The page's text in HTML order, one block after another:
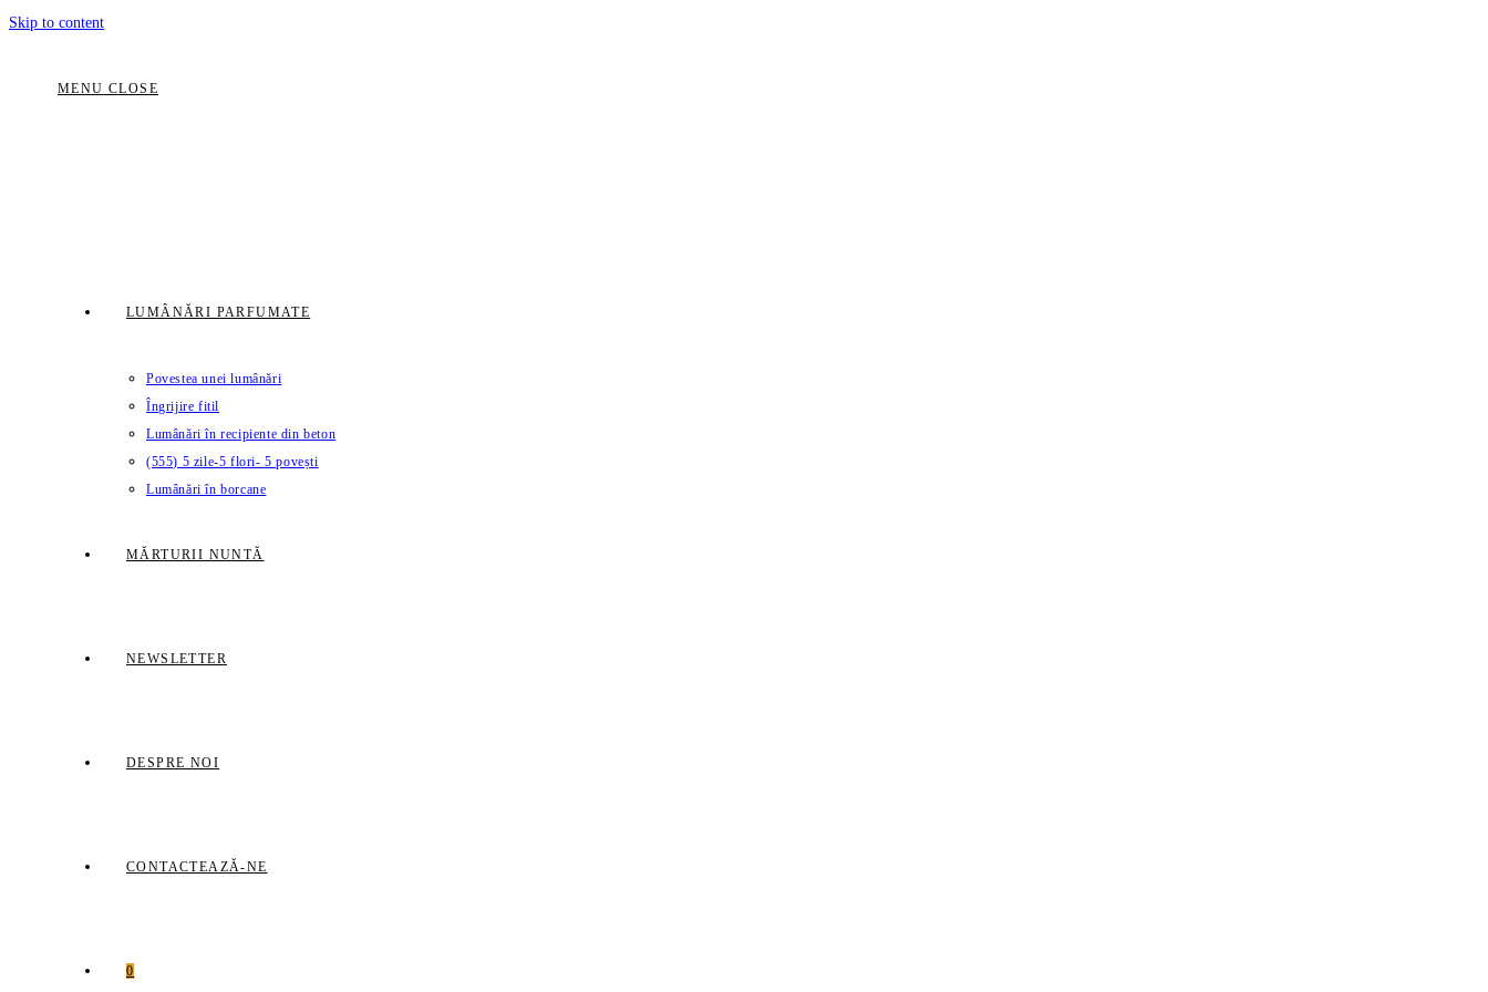
Skip to content
MENU CLOSE
LUMÂNĂRI PARFUMATE
Povestea unei lumânări
Îngrijire fitil
Lumânări în recipiente din beton
(555) 5 zile-5 flori- 5 povești
Lumânări în borcane
MĂRTURII NUNTĂ
NEWSLETTER
DESPRE NOI
CONTACTEAZĂ-NE
0